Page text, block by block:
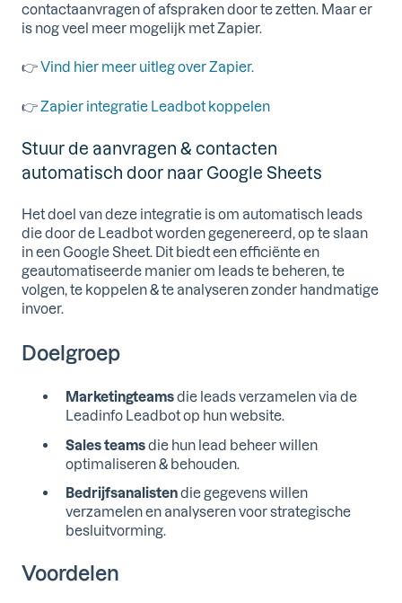
contactaanvragen of afspraken door te zetten. Maar er
is nog veel meer mogelijk met Zapier.
👉Vind hier meer uitleg over Zapier.
👉Zapier integratie Leadbot koppelen
Stuur de aanvragen & contacten
automatisch door naar Google Sheets
Het doel van deze integratie is om automatisch leads
die door de Leadbot worden gegenereerd, op te slaan
in een Google Sheet. Dit biedt een efficiënte en
geautomatiseerde manier om leads te beheren, te
volgen, te koppelen & te analyseren zonder handmatige
invoer.
Doelgroep
Marketingteamsdie leads verzamelen via de
Leadinfo Leadbot op hun website.
Sales teamsdie hun lead beheer willen
optimaliseren & behouden.
Bedrijfsanalistendie gegevens willen
verzamelen en analyseren voor strategische
besluitvorming.
Voordelen